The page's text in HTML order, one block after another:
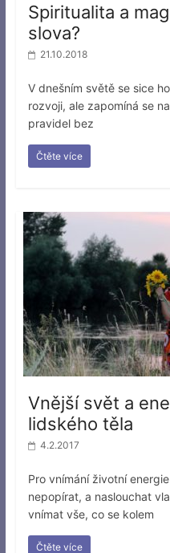
Spiritualita a
slova?
21.10.2018
V dnešním světě se sice
rozvoji, ale zapomíná se
pravidel bez
Čtěte více
Vnější svět a
lidského těla
4.2.2017
Pro vnímání životní
nepopírat, a naslouchat
vnímat vše, co se kolem
Čtěte více